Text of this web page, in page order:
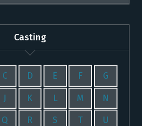
Casting
C D E F G
J K L M N
Q R S T U